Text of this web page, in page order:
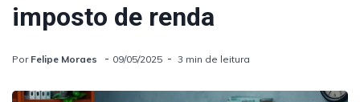
imposto de renda
Por Felipe Moraes 09/05/2025 3 min de leitura